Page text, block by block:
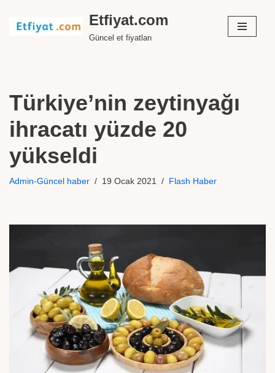
İçeriğe
Etfiyat.com
Güncel et fiyatları
Türkiye’nin zeytinyağı
ihracatı yüzde 20
yükseldi
Admin-Güncel haber 19 Ocak 2021 Flash Haber